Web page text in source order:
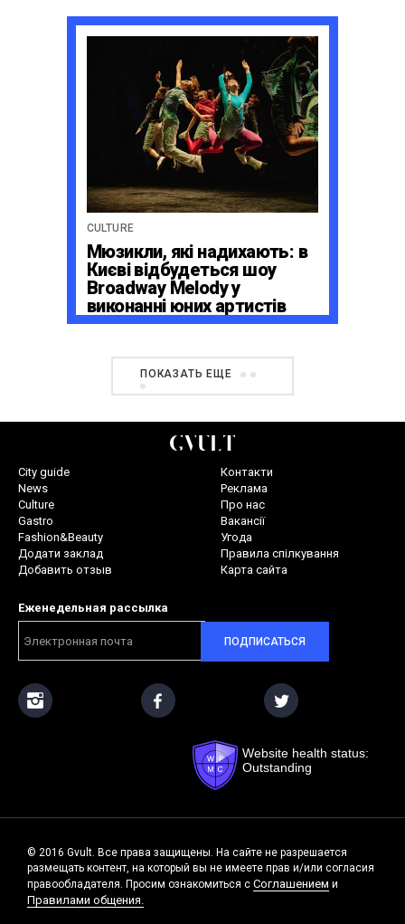
CULTURE
Мюзикли, які надихають: в
Києві відбудеться шоу
Broadway Melody у
виконанні юних артистів
Broadway Kids Studio
ПОКАЗАТЬ ЕЩЕ
City guide
News
Culture
Gastro
Fashion&Beauty
Додати заклад
Добавить отзыв
Контакти
Реклама
Про нас
Вакансії
Угода
Правила спілкування
Карта сайта
Еженедельная рассылка
ПОДПИСАТЬСЯ
Website health status:
Outstanding
© 2016 Gvult. Все права защищены. На сайте не разрешается
размещать контент, на который вы не имеете прав и/или согласия
правообладателя. Просим ознакомиться с Соглашением и
Правилами общения.